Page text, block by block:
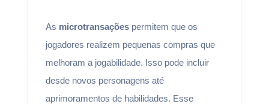
As microtransaçõespermitem que os
jogadores realizem pequenas compras que
melhoram a jogabilidade. Isso pode incluir
desde novos personagens até
aprimoramentos de habilidades. Esse